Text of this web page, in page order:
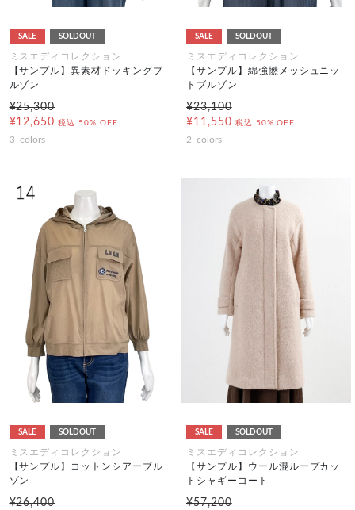
SALE SOLDOUT
ミスエディコレクション
【サンプル】異素材ドッキングブ
ルゾン
¥25,300
¥12,650 税込 50% OFF
3 colors
SALE SOLDOUT
ミスエディコレクション
【サンプル】綿強撚メッシュニッ
トブルゾン
¥23,100
¥11,550 税込 50% OFF
2 colors
SALE SOLDOUT
ミスエディコレクション
【サンプル】コットンシアーブル
ゾン
¥26,400
SALE SOLDOUT
ミスエディコレクション
【サンプル】ウール混ループカッ
トシャギーコート
¥57,200